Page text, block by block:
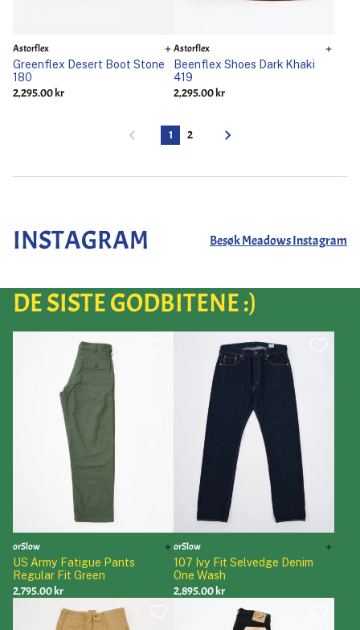
Astorflex
Greenflex Desert Boot Stone
180
2,295.00 kr
Astorflex
Beenflex Shoes Dark Khaki
419
2,295.00 kr
1 2
INSTAGRAM Besøk Meadows Instagram
DE SISTE GODBITENE :)
orSlow
US Army Fatigue Pants
Regular Fit Green
2,795.00 kr
orSlow
107 Ivy Fit Selvedge Denim
One Wash
2,895.00 kr